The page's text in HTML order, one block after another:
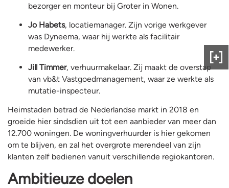
bezorger en monteur bij Groter in Wonen.
Jo Habets, locatiemanager. Zijn vorige werkgever
was Dyneema, waar hij werkte als facilitair
medewerker.
Jill Timmer, verhuurmakelaar. Zij maakt de overstap
van vb&t Vastgoedmanagement, waar ze werkte als
mutatie-inspecteur.
Heimstaden betrad de Nederlandse markt in 2018 en
groeide hier sindsdien uit tot een aanbieder van meer dan
12.700 woningen. De woningverhuurder is hier gekomen
om te blijven, en zal het overgrote merendeel van zijn
klanten zelf bedienen vanuit verschillende regiokantoren.
Ambitieuze doelen